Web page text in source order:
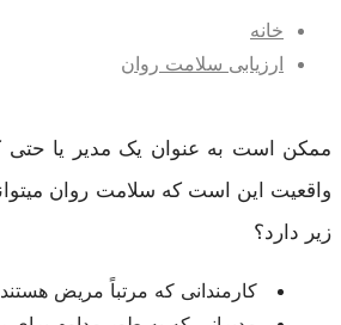
خانه
ارزیابی سلامت روان
ممکن است به عنوان یک مدیر یا حتی
واقعیت این است که سلامت روان
زیر دارد؟
کارمندانی که مرتباً مریض